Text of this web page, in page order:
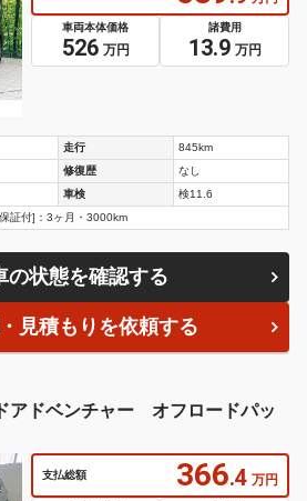
車両本体価格
526 万円
諸費用
13.9 万円
走行
845km
修復歴
なし
車検
検11.6
証付]：3ヶ月・3000km
の状態を確認する
見積もりを依頼する
アドベンチャー オフロードパッ
支払総額 366.4 万円